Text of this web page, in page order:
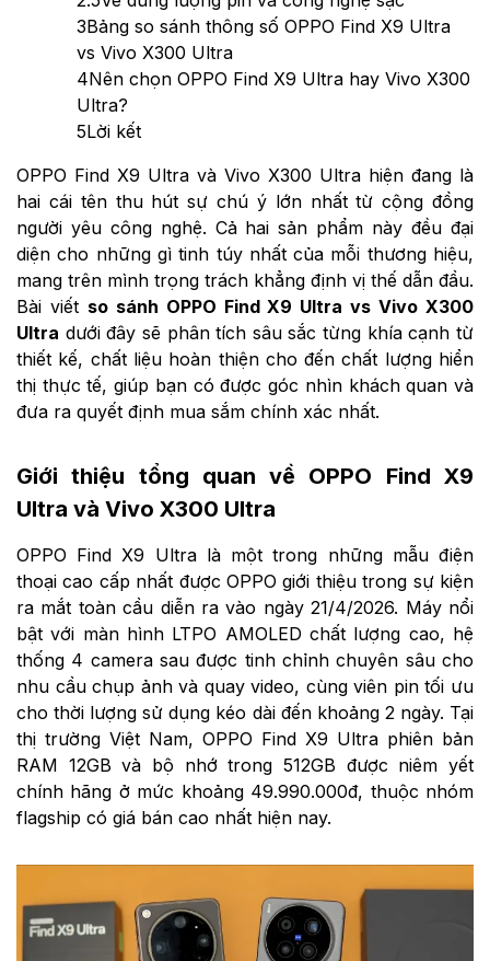
3Bảng so sánh thông số OPPO Find X9 Ultra
vs Vivo X300 Ultra
4Nên chọn OPPO Find X9 Ultra hay Vivo X300
Ultra?
5Lời kết
OPPO Find X9 Ultra và Vivo X300 Ultra hiện đang là
hai cái tên thu hút sự chú ý lớn nhất từ cộng đồng
người yêu công nghệ. Cả hai sản phẩm này đều đại
diện cho những gì tinh túy nhất của mỗi thương hiệu,
mang trên mình trọng trách khẳng định vị thế dẫn đầu.
Bài viết so sánh OPPO Find X9 Ultra vs Vivo X300
Ultra dưới đây sẽ phân tích sâu sắc từng khía cạnh từ
thiết kế, chất liệu hoàn thiện cho đến chất lượng hiển
thị thực tế, giúp bạn có được góc nhìn khách quan và
đưa ra quyết định mua sắm chính xác nhất.
Giới thiệu tổng quan về OPPO Find X9
Ultra và Vivo X300 Ultra
OPPO Find X9 Ultra là một trong những mẫu điện
thoại cao cấp nhất được OPPO giới thiệu trong sự kiện
ra mắt toàn cầu diễn ra vào ngày 21/4/2026. Máy nổi
bật với màn hình LTPO AMOLED chất lượng cao, hệ
thống 4 camera sau được tinh chỉnh chuyên sâu cho
nhu cầu chụp ảnh và quay video, cùng viên pin tối ưu
cho thời lượng sử dụng kéo dài đến khoảng 2 ngày. Tại
thị trường Việt Nam, OPPO Find X9 Ultra phiên bản
RAM 12GB và bộ nhớ trong 512GB được niêm yết
chính hãng ở mức khoảng 49.990.000đ, thuộc nhóm
flagship có giá bán cao nhất hiện nay.